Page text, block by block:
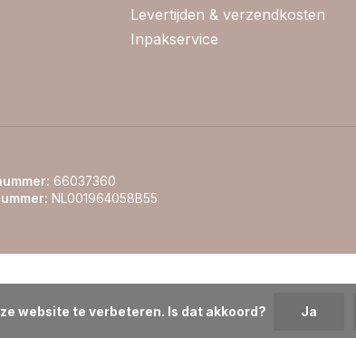
Levertijden & verzendkosten
Inpakservice
66037360
NL001964058B55
website te verbeteren. Is dat akkoord?
Ja